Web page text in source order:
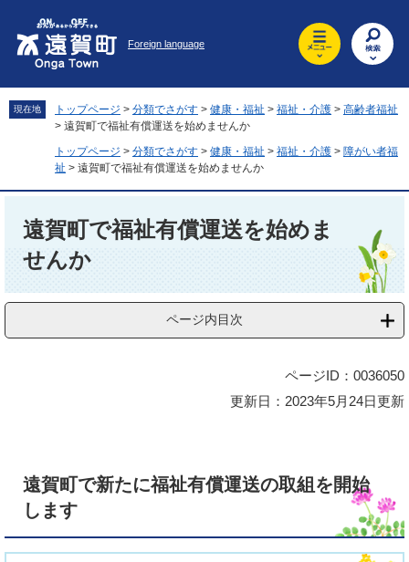
先
頭
を
飛
Foreign language
現在地 トップページ > 分類でさがす > 健康・福祉 > 福祉・介護 > 高齢者福祉
> 遠賀町で福祉有償運送を始めませんか
トップページ > 分類でさがす > 健康・福祉 > 福祉・介護 > 障がい者福
祉 > 遠賀町で福祉有償運送を始めませんか
遠賀町で福祉有償運送を始めま
せんか
ページ内目次
ページID：0036050
更新日：2023年5月24日更新
遠賀町で新たに福祉有償運送の取組を開始
します